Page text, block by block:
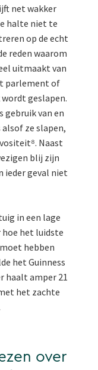
net wakker
halte niet te
op de echt
reden waarom
uitmaakt van
parlement of
geslapen.
gebruik van en
ze slapen,
Naast
blij zijn
ieder geval niet
in een lage
hoe het luidste
hebben
het Guinness
haalt amper 21
het zachte
over